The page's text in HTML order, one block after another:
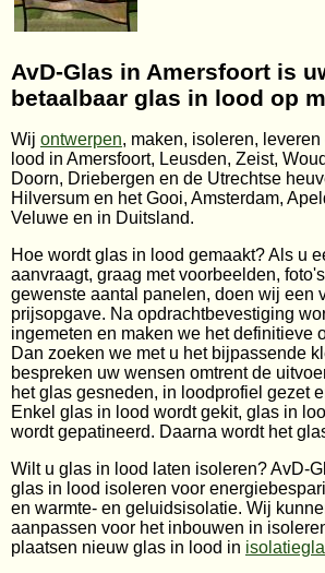
AvD-Glas in Amersfoort is
betaalbaar glas in lood op
Wij ontwerpen, maken, isoleren,
lood in Amersfoort, Leusden, Zeist,
Doorn, Driebergen en de Utrechtse
Hilversum en het Gooi, Amsterdam,
Veluwe en in Duitsland.
Hoe wordt glas in lood gemaakt? Als u
aanvraagt, graag met voorbeelden,
gewenste aantal panelen, doen wij een
prijsopgave. Na opdrachtbevestiging
ingemeten en maken we het definitieve
Dan zoeken we met u het bijpassende
bespreken uw wensen omtrent de
het glas gesneden, in loodprofiel gezet
Enkel glas in lood wordt gekit, glas in
wordt gepatineerd. Daarna wordt het
Wilt u glas in lood laten isoleren? AvD-
glas in lood isoleren voor
en warmte- en geluidsisolatie. Wij
aanpassen voor het inbouwen in
plaatsen nieuw glas in lood in